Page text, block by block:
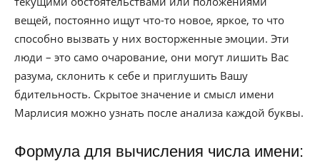
вещей, постоянно ищут что-то новое, яркое, то что
способно вызвать у них восторженные эмоции. Эти
люди – это само очарование, они могут лишить Вас
разума, склонить к себе и приглушить Вашу
бдительность. Скрытое значение и смысл имени
Марлисия можно узнать после анализа каждой буквы.
Формула для вычисления числа имени: